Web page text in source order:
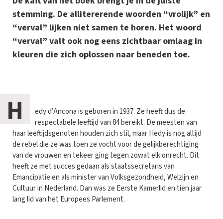
stemming. De allitererende woorden “vrolijk” en
“verval” lijken niet samen te horen. Het woord
“verval” valt ook nog eens zichtbaar omlaag in
kleuren die zich oplossen naar beneden toe.
H
edy d’Ancona is geboren in 1937. Ze heeft dus de
respectabele leeftijd van 84 bereikt. De meesten van
haar leeftijdsgenoten houden zich stil, maar Hedy is nog altijd
de rebel die ze was toen ze vocht voor de gelijkberechtiging
van de vrouwen en tekeer ging tegen zowat elk onrecht. Dit
heeft ze met succes gedaan als staatssecretaris van
Emancipatie en als minister van Volksgezondheid, Welzijn en
Cultuur in Nederland. Dan was ze Eerste Kamerlid en tien jaar
lang lid van het Europees Parlement.